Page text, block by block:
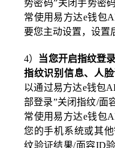
势密码”关闭手势密
常使用易方达e钱包
要您主动设置，设置
4） 当您开启指纹登录
指纹识别信息、人
以通过易方达e钱包
部登录”关闭指纹/面
常使用易方达e钱包
您的手机系统或其
纹验证结果/面容ID